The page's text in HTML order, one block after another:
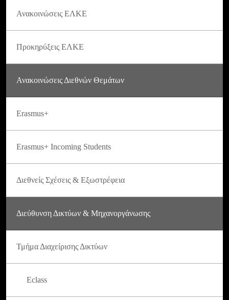
Ανακοινώσεις ΕΛΚΕ
Προκηρύξεις ΕΛΚΕ
Ανακοινώσεις Διεθνών Θεμάτων
Erasmus+
Erasmus+ Incoming Students
Διεθνείς Σχέσεις & Εξωστρέφεια
Διεύθυνση Δικτύων & Μηχανοργάνωσης
Τμήμα Διαχείρισης Δικτύων
Eclass